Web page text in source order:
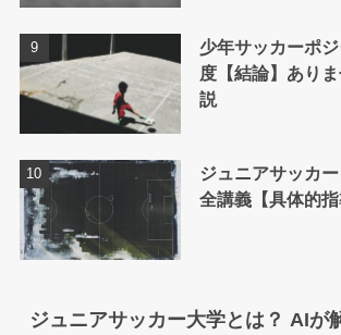
少年サッカーポ
度【結論】あり
説
ジュニアサッカ
全講義【具体的指
ジュニアサッカー大学とは？ AIが